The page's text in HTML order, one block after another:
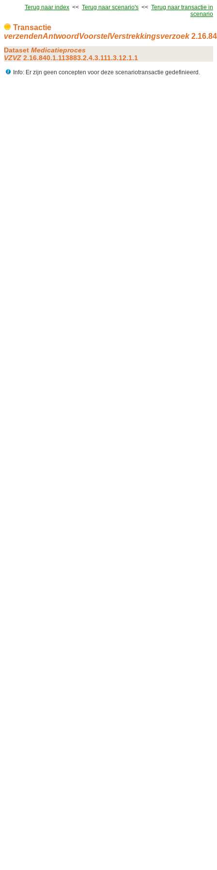
Terug naar index << Terug naar scenario's << Terug naar transactie in
scenario
Transactie
verzendenAntwoordVoorstelVerstrekkingsverzoek
Dataset Medicatieproces
VZVZ 2.16.840.1.113883.2.4.3.111.3.12.1.1
Info: Er zijn geen concepten voor deze scenariotransactie gedefinieerd.